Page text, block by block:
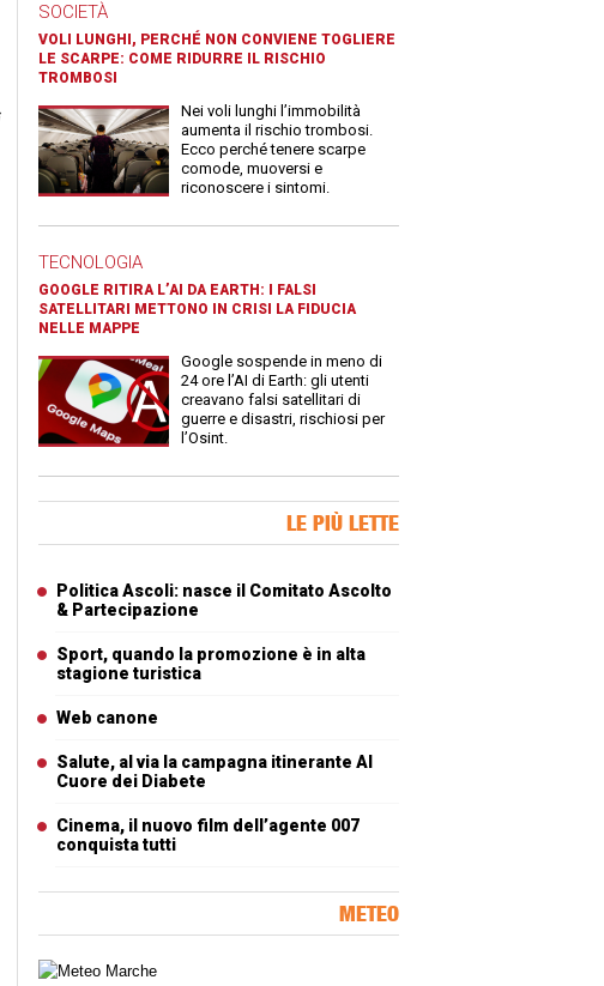
SOCIETÀ
VOLI LUNGHI, PERCHÉ NON CONVIENE TOGLIERE
LE SCARPE: COME RIDURRE IL RISCHIO
TROMBOSI
Nei voli lunghi l’immobilità
aumenta il rischio trombosi.
Ecco perché tenere scarpe
comode, muoversi e
riconoscere i sintomi.
TECNOLOGIA
GOOGLE RITIRA L’AI DA EARTH: I FALSI
SATELLITARI METTONO IN CRISI LA FIDUCIA
NELLE MAPPE
Google sospende in meno di
24 ore l’AI di Earth: gli utenti
creavano falsi satellitari di
guerre e disastri, rischiosi per
l’Osint.
LE PIÙ LETTE
Politica Ascoli: nasce il Comitato Ascolto
& Partecipazione
Sport, quando la promozione è in alta
stagione turistica
Web canone
Salute, al via la campagna itinerante Al
Cuore dei Diabete
Cinema, il nuovo film dell’agente 007
conquista tutti
METEO
Carta meteorologica delle Marche